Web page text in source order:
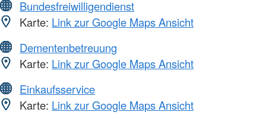
Bundesfreiwilligendienst
Karte: Link zur Google Maps Ansicht
Dementenbetreuung
Karte: Link zur Google Maps Ansicht
Einkaufsservice
Karte: Link zur Google Maps Ansicht